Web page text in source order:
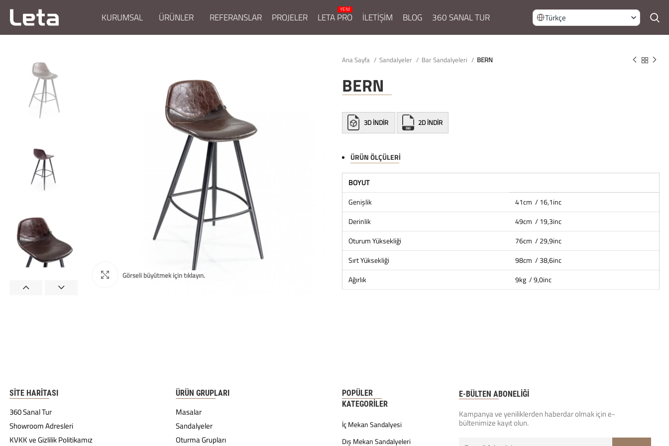
KURUMSAL ÜRÜNLER REFERANSLAR PROJELER LETA PRO İLETİŞİM BLOG 360 SANAL TUR Türkçe
Ana Sayfa Sandalyeler Bar Sandalyeleri BERN
BERN
3D İNDİR 2D İNDİR
ÜRÜN ÖLÇÜLERI
BOYUT
Genişlik
41cm / 16,1inc
Derinlik
49cm / 19,3inc
Oturum Yüksekliği
76cm / 29,9inc
Sırt Yüksekliği
98cm / 38,6inc
Ağırlık
9kg / 9,0inc
SITE HARITASI
360 Sanal Tur
Showroom Adresleri
KVKK ve Gizlilik Politikamız
ÜRÜN GRUPLARI
Masalar
Sandalyeler
Oturma Grupları
POPÜLER
KATEGORILER
İç Mekan Sandalyesi
Dış Mekan Sandalyeleri
E-BÜLTEN ABONELİĞİ
Kampanya ve yeniliklerden haberdar olmak için e-
bültenimize kayıt olun.